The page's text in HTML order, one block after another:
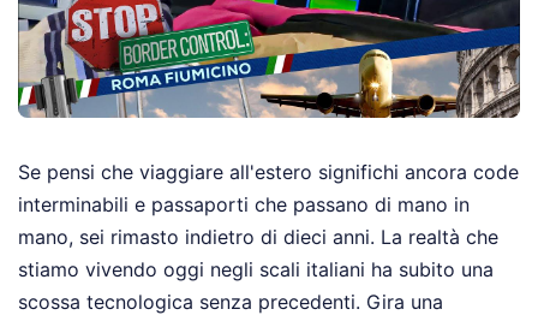
Se pensi che viaggiare all'estero significhi ancora code
interminabili e passaporti che passano di mano in
mano, sei rimasto indietro di dieci anni. La realtà che
stiamo vivendo oggi negli scali italiani ha subito una
scossa tecnologica senza precedenti. Gira una